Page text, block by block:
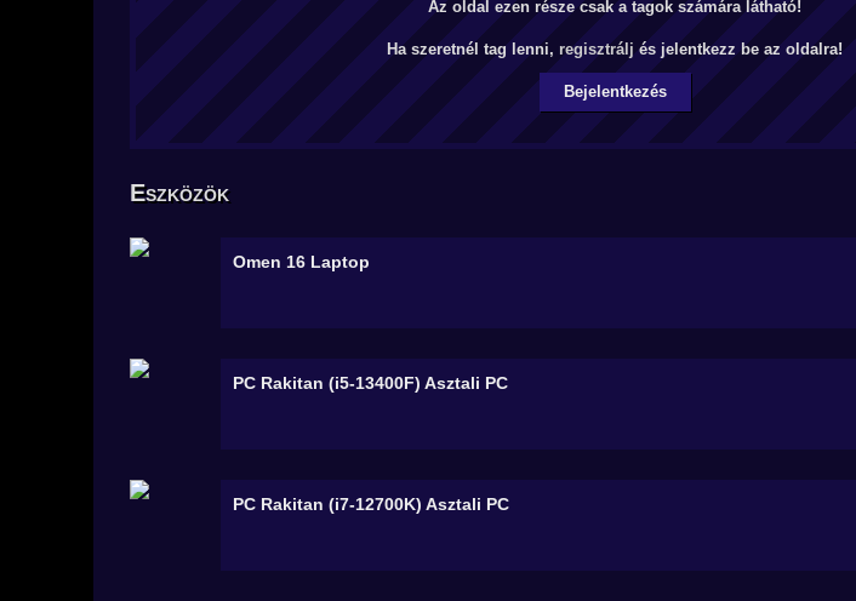
Az oldal ezen része csak a tagok számára látható!
Ha szeretnél tag lenni, regisztrálj és jelentkezz be az oldalra!
Bejelentkezés
Eszközök
Omen 16 Laptop
PC Rakitan (i5-13400F) Asztali PC
PC Rakitan (i7-12700K) Asztali PC